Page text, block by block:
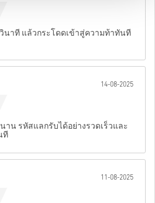
นาที แล้วกระโดดเข้าสู่ความท้าทันที
14-08-2025
น รหัสแลกรับได้อย่างรวดเร็วและ
ที
11-08-2025